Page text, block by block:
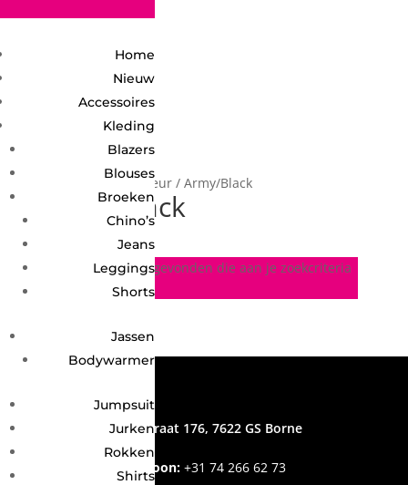
Home
Nieuw
Accessoires
Kleding
Blazers
Blouses
Broeken
Chino’s
Jeans
Leggings
Shorts
Jassen
Bodywarmer
Jumpsuit
Jurken
Rokken
Shirts
/ Product Kleur / Army/Black
Army/Black
Geen producten gevonden die aan je zoekcriteria
Grotestraat 176, 7622 GS Borne
Telefoon: +31 74 266 62 73